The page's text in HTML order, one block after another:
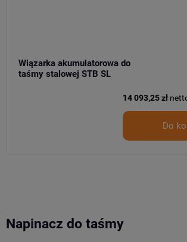
Wiązarka akumulatorowa do
taśmy stalowej STB SL
14 093,25 zł
Do
Napinacz do taśmy